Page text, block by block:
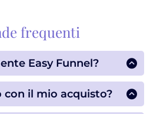
frequenti
Easy Funnel?
la tua scorciatoiaper
progettoin modosuper
. Un pacchetto che include:
con il mio acquisto?
qui: